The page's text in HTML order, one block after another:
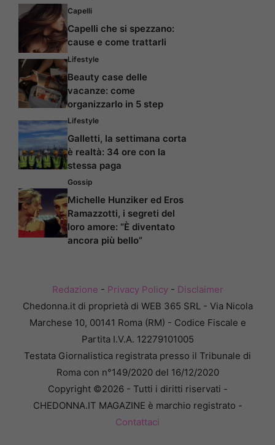
Capelli
Capelli che si spezzano:
cause e come trattarli
Lifestyle
Beauty case delle
vacanze: come
organizzarlo in 5 step
Lifestyle
Galletti, la settimana corta
è realtà: 34 ore con la
stessa paga
Gossip
Michelle Hunziker ed Eros
Ramazzotti, i segreti del
loro amore: “È diventato
ancora più bello”
Redazione - Privacy Policy- Disclaimer
Chedonna.it di proprietà di WEB 365 SRL - Via Nicola
Marchese 10, 00141 Roma (RM) - Codice Fiscale e
Partita I.V.A. 12279101005
Testata Giornalistica registrata presso il Tribunale di
Roma con n°149/2020 del 16/12/2020
Copyright ©2026 - Tutti i diritti riservati -
CHEDONNA.IT MAGAZINE è marchio registrato -
Contattaci